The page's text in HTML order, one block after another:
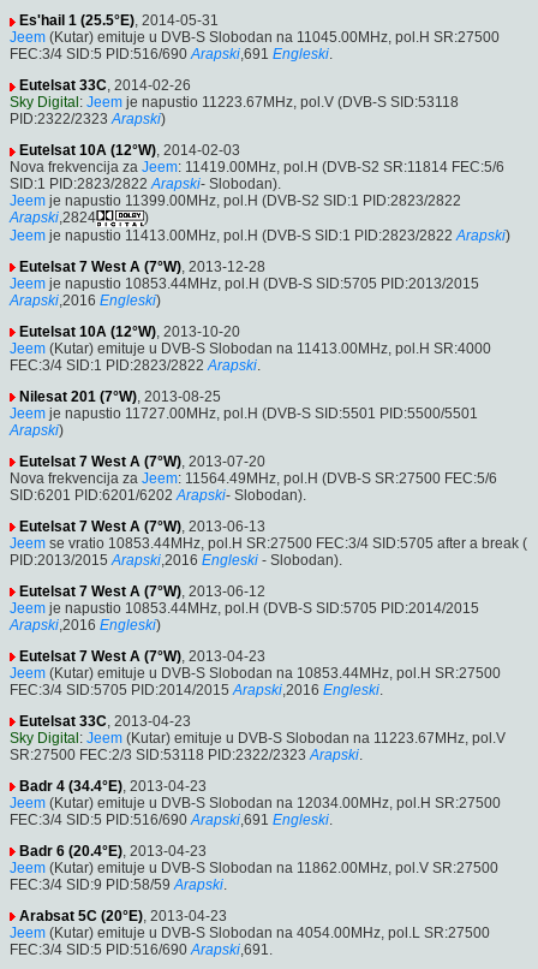
Es'hail 1 (25.5°E), 2014-05-31
Jeem (Kutar) emituje u DVB-S Slobodan na 11045.00MHz, pol.H SR:27500
FEC:3/4 SID:5 PID:516/690 Arapski,691 Engleski.
Eutelsat 33C, 2014-02-26
Sky Digital : Jeem je napustio 11223.67MHz, pol.V (DVB-S SID:53118
PID:2322/2323 Arapski)
Eutelsat 10A (12°W), 2014-02-03
Nova frekvencija za Jeem: 11419.00MHz, pol.H (DVB-S2 SR:11814 FEC:5/6
SID:1 PID:2823/2822 Arapski- Slobodan).
Jeem je napustio 11399.00MHz, pol.H (DVB-S2 SID:1 PID:2823/2822
Arapski,2824
)
Jeem je napustio 11413.00MHz, pol.H (DVB-S SID:1 PID:2823/2822 Arapski)
Eutelsat 7 West A (7°W), 2013-12-28
Jeem je napustio 10853.44MHz, pol.H (DVB-S SID:5705 PID:2013/2015
Arapski,2016 Engleski)
Eutelsat 10A (12°W), 2013-10-20
Jeem (Kutar) emituje u DVB-S Slobodan na 11413.00MHz, pol.H SR:4000
FEC:3/4 SID:1 PID:2823/2822 Arapski.
Nilesat 201 (7°W), 2013-08-25
Jeem je napustio 11727.00MHz, pol.H (DVB-S SID:5501 PID:5500/5501
Arapski)
Eutelsat 7 West A (7°W), 2013-07-20
Nova frekvencija za Jeem: 11564.49MHz, pol.H (DVB-S SR:27500 FEC:5/6
SID:6201 PID:6201/6202 Arapski- Slobodan).
Eutelsat 7 West A (7°W), 2013-06-13
Jeem se vratio 10853.44MHz, pol.H SR:27500 FEC:3/4 SID:5705 after a break (
PID:2013/2015 Arapski,2016 Engleski - Slobodan).
Eutelsat 7 West A (7°W), 2013-06-12
Jeem je napustio 10853.44MHz, pol.H (DVB-S SID:5705 PID:2014/2015
Arapski,2016 Engleski)
Eutelsat 7 West A (7°W), 2013-04-23
Jeem (Kutar) emituje u DVB-S Slobodan na 10853.44MHz, pol.H SR:27500
FEC:3/4 SID:5705 PID:2014/2015 Arapski,2016 Engleski.
Eutelsat 33C, 2013-04-23
Sky Digital : Jeem (Kutar) emituje u DVB-S Slobodan na 11223.67MHz, pol.V
SR:27500 FEC:2/3 SID:53118 PID:2322/2323 Arapski.
Badr 4 (34.4°E), 2013-04-23
Jeem (Kutar) emituje u DVB-S Slobodan na 12034.00MHz, pol.H SR:27500
FEC:3/4 SID:5 PID:516/690 Arapski,691 Engleski.
Badr 6 (20.4°E), 2013-04-23
Jeem (Kutar) emituje u DVB-S Slobodan na 11862.00MHz, pol.V SR:27500
FEC:3/4 SID:9 PID:58/59 Arapski.
Arabsat 5C (20°E), 2013-04-23
Jeem (Kutar) emituje u DVB-S Slobodan na 4054.00MHz, pol.L SR:27500
FEC:3/4 SID:5 PID:516/690 Arapski,691.